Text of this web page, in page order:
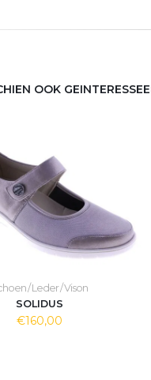
OOK
/ Leder / Vison
SOLIDUS
€160,00